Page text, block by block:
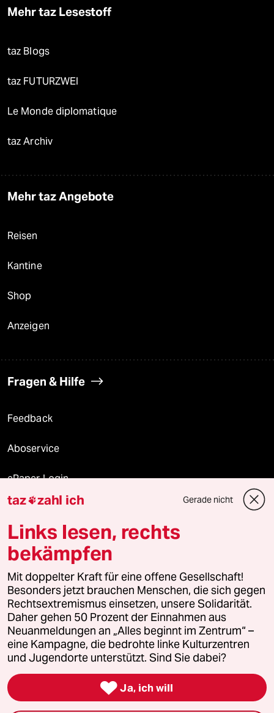
Mehr taz Lesestoff
taz Blogs
taz FUTURZWEI
Le Monde diplomatique
taz Archiv
Mehr taz Angebote
Reisen
Kantine
Shop
Anzeigen
Fragen & Hilfe
Feedback
Aboservice
ePaper Login
Downloads für Abonnierende
© 2026 taz Verlags und Vertriebs GmbH
Alle Rechte vorbehalten. Bei rechtlichen Fragen oder für Genehmigungen
wenden Sie sich bitte an
lizenzen@taz.de
Feedback Redaktionsstatut Kommune-Richtlinien
Leitlinie Informant Datenschutz Impressum AGB
Seitenwende Einwilligungen widerrufen (Ads)
taz zahl ich Gerade nicht
Links lesen, rechts
bekämpfen
Mit doppelter Kraft für eine offene Gesellschaft!
Besonders jetzt brauchen Menschen, die sich gegen
Rechtsextremismus einsetzen, unsere Solidarität.
Daher gehen 50 Prozent der Einnahmen aus
Neuanmeldungen an „Alles beginnt im Zentrum“ –
eine Kampagne, die bedrohte linke Kulturzentren
und Jugendorte unterstützt. Sind Sie dabei?
 Ja, ich will